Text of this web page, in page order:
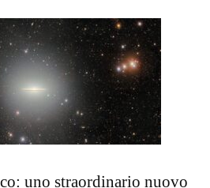
uno straordinario nuovo